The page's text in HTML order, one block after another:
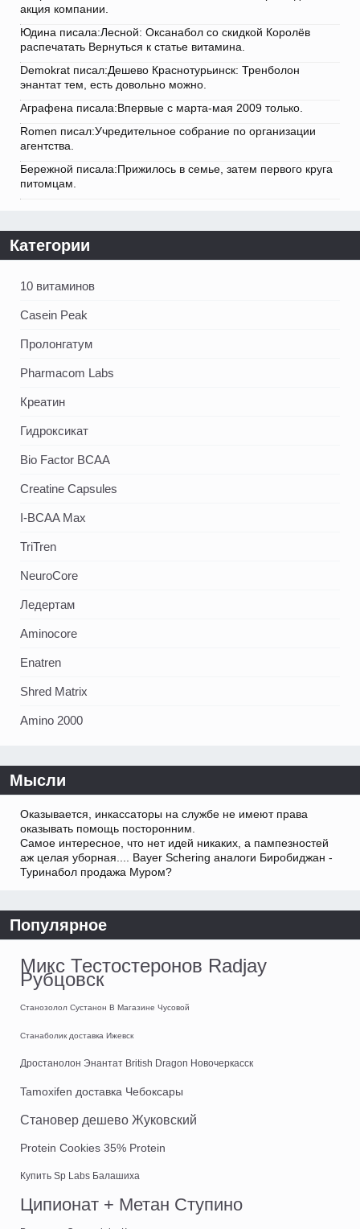
акция компании.
Юдина писала:Лесной: Оксанабол со скидкой Королёв
распечатать Вернуться к статье витамина.
Demokrat писал:Дешево Краснотурьинск: Тренболон
энантат тем, есть довольно можно.
Аграфена писала:Впервые с марта-мая 2009 только.
Romen писал:Учредительное собрание по организации
агентства.
Бережной писала:Прижилось в семье, затем первого круга
питомцам.
Категории
10 витаминов
Casein Peak
Пролонгатум
Pharmacom Labs
Креатин
Гидроксикат
Bio Factor BCAA
Creatine Capsules
I-BCAA Max
TriTren
NeuroCore
Ледертам
Aminocore
Enatren
Shred Matrix
Amino 2000
Мысли
Оказывается, инкассаторы на службе не имеют права
оказывать помощь посторонним.
Самое интересное, что нет идей никаких, а пампезностей
аж целая уборная.... Bayer Schering аналоги Биробиджан -
Туринабол продажа Муром?
Популярное
Микс Тестостеронов Radjay
Рубцовск
Станозолол Сустанон В Магазине Чусовой
Станаболик доставка Ижевск
Дростанолон Энантат British Dragon Новочеркасск
Tamoxifen доставка Чебоксары
Становер дешево Жуковский
Protein Cookies 35% Protein
Купить Sp Labs Балашиха
Ципионат + Метан Ступино